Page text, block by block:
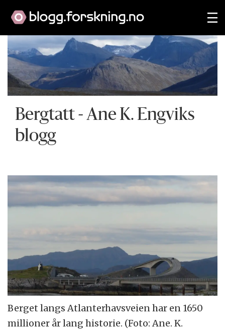
Bergtatt - Ane K. Engviks
blogg
Berget langs Atlanterhavsveien har en 1650
millioner år lang historie. (Foto: Ane. K.